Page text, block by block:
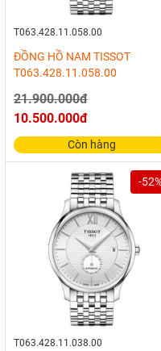
T063.428.11.058.00
ĐỒNG HỒ NAM TISSOT
T063.428.11.058.00
21.900.000đ
10.500.000đ
Còn hàng
-
T063.428.11.038.00